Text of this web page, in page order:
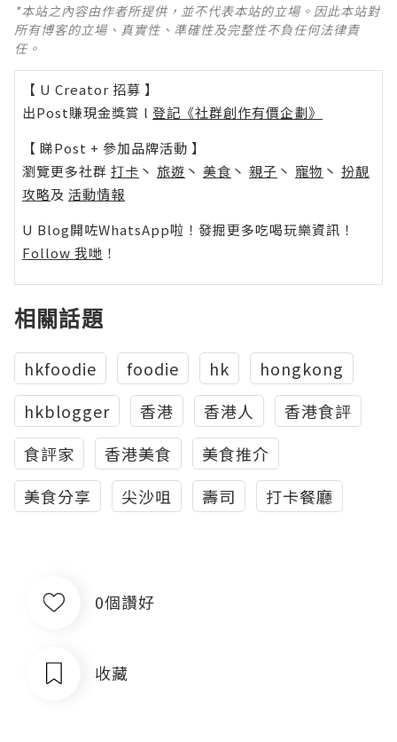
*本站之內容由作者所提供，並不代表本站的立場。因此本站對
所有博客的立場、真實性、準確性及完整性不負任何法律責
任。
【 U Creator 招募 】
出Post賺現金獎賞 l 登記《社群創作有價企劃》
【 睇Post + 參加品牌活動 】
瀏覽更多社群 打卡 丶 旅遊 丶 美食 丶 親子 丶 寵物 丶 扮靚
攻略及 活動情報
U Blog開咗WhatsApp啦！發掘更多吃喝玩樂資訊！
Follow 我哋 ！
相關話題
hkfoodie foodie hk
hongkong
hkblogger
香港 香港人
香港食評
食評家
香港美食
美食推介
美食分享
尖沙咀 壽司 打卡餐廳
0個讚好
收藏